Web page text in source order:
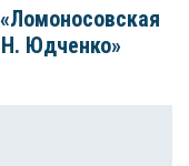
Юдченко»